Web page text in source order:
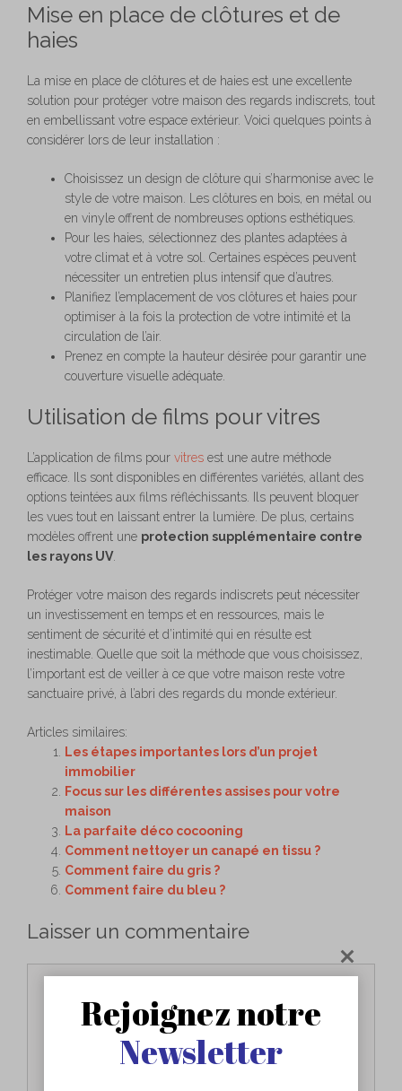
Mise en place de clôtures et de
haies
La mise en place de clôtures et de haies est une excellente
solution pour protéger votre maison des regards indiscrets, tout
en embellissant votre espace extérieur. Voici quelques points à
considérer lors de leur installation :
Choisissez un design de clôture qui s’harmonise avec le
style de votre maison. Les clôtures en bois, en métal ou
en vinyle offrent de nombreuses options esthétiques.
Pour les haies, sélectionnez des plantes adaptées à
votre climat et à votre sol. Certaines espèces peuvent
nécessiter un entretien plus intensif que d’autres.
Planifiez l’emplacement de vos clôtures et haies pour
optimiser à la fois la protection de votre intimité et la
circulation de l’air.
Prenez en compte la hauteur désirée pour garantir une
couverture visuelle adéquate.
Utilisation de films pour vitres
L’application de films pour vitres est une autre méthode
efficace. Ils sont disponibles en différentes variétés, allant des
options teintées aux films réfléchissants. Ils peuvent bloquer
les vues tout en laissant entrer la lumière. De plus, certains
modèles offrent une protection supplémentaire contre
les rayons UV.
Protéger votre maison des regards indiscrets peut nécessiter
un investissement en temps et en ressources, mais le
sentiment de sécurité et d’intimité qui en résulte est
inestimable. Quelle que soit la méthode que vous choisissez,
l’important est de veiller à ce que votre maison reste votre
sanctuaire privé, à l’abri des regards du monde extérieur.
Articles similaires:
Les étapes importantes lors d’un projet
immobilier
Focus sur les différentes assises pour votre
maison
La parfaite déco cocooning
Comment nettoyer un canapé en tissu ?
Comment faire du gris ?
Comment faire du bleu ?
Laisser un commentaire
Rejoignez notre
Newsletter